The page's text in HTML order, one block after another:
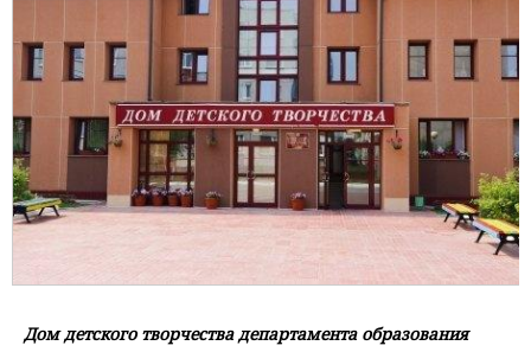
Дом детского творчества департамента образования